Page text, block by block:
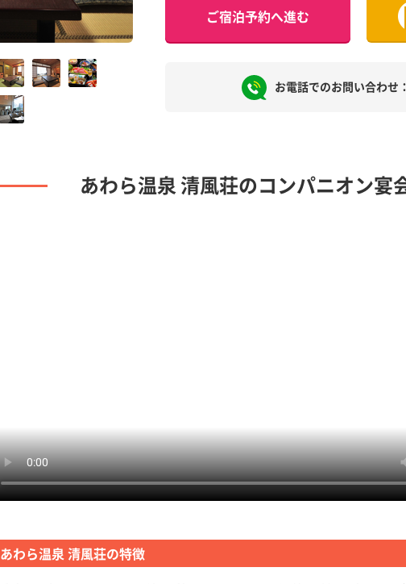
ご宿泊予約へ進む
お電話でのお問い合わせ：
あわら温泉 清風荘のコンパニオン宴
あわら温泉 清風荘の特徴